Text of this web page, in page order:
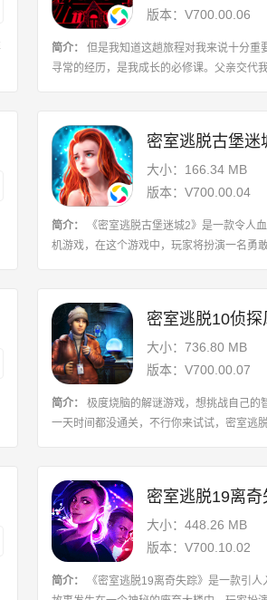
版本：V700.00.06
简介：
但是我知道这趟旅程对我来说十分重
寻常的经历，是我成长的必修课。父亲交代
密室逃脱古堡迷
大小：166.34 MB
版本：V700.00.04
简介：
《密室逃脱古堡迷城2》是一款令人
机游戏，在这个游戏中，玩家将扮演一名勇
密室逃脱10侦探
大小：736.80 MB
版本：V700.00.07
简介：
极度烧脑的解谜游戏，想挑战自己的
一天时间都没通关，不行你来试试，密室逃
密室逃脱19离奇
大小：448.26 MB
版本：V700.10.02
简介：
《密室逃脱19离奇失踪》是一款引人